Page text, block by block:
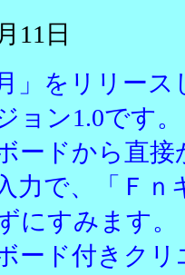
11日
」をリリー
ョン1.0です。
ードから直
力で、「Ｆ
にすみます。
ード付きク